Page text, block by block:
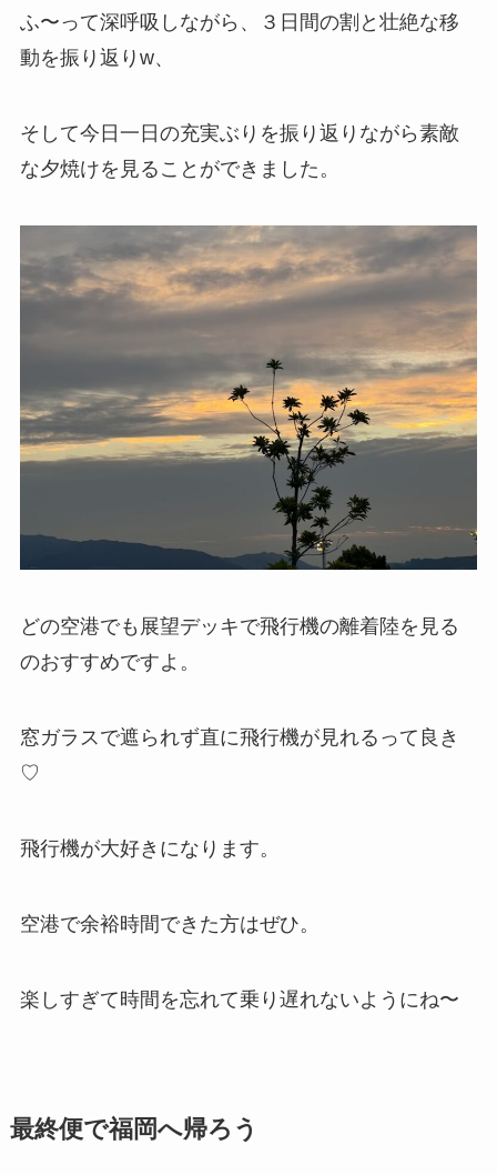
ふ〜って深呼吸しながら、３日間の割と壮絶な移
動を振り返りw、
そして今日一日の充実ぶりを振り返りながら素敵
な夕焼けを見ることができました。
どの空港でも展望デッキで飛行機の離着陸を見る
のおすすめですよ。
窓ガラスで遮られず直に飛行機が見れるって良き
♡
飛行機が大好きになります。
空港で余裕時間できた方はぜひ。
楽しすぎて時間を忘れて乗り遅れないようにね〜
最終便で福岡へ帰ろう